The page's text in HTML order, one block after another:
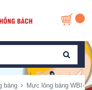
bảng
Mực lông bảng WBI-